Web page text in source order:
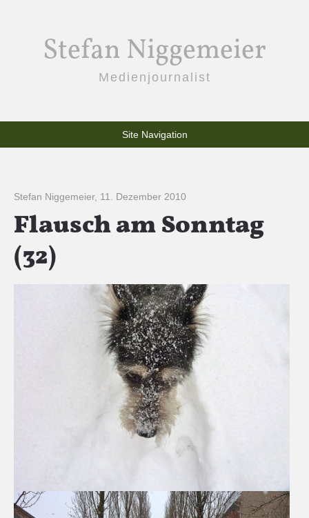
Stefan Niggemeier
Medienjournalist
Site Navigation
Stefan Niggemeier, 11. Dezember 2010
Flausch am Sonntag
(32)